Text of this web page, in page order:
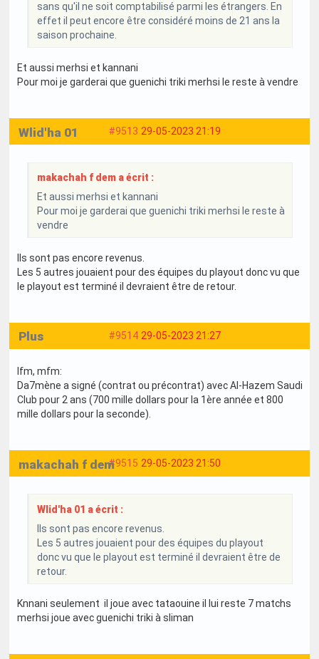
sans qu'il ne soit comptabilisé parmi les étrangers. En
effet il peut encore être considéré moins de 21 ans la
saison prochaine.
Et aussi merhsi et kannani
Pour moi je garderai que guenichi triki merhsi le reste à vendre
#9513 29-05-2023 21:19
Wlid'ha 01
makachah f dem a écrit :
Et aussi merhsi et kannani
Pour moi je garderai que guenichi triki merhsi le reste à
vendre
Ils sont pas encore revenus.
Les 5 autres jouaient pour des équipes du playout donc vu que
le playout est terminé il devraient être de retour.
#9514 29-05-2023 21:27
Plus
Ifm, mfm:
Da7mène a signé (contrat ou précontrat) avec Al-Hazem Saudi
Club pour 2 ans (700 mille dollars pour la 1ère année et 800
mille dollars pour la seconde).
#9515 29-05-2023 21:50
makachah f dem
Wlid'ha 01 a écrit :
Ils sont pas encore revenus.
Les 5 autres jouaient pour des équipes du playout
donc vu que le playout est terminé il devraient être de
retour.
Knnani seulement il joue avec tataouine il lui reste 7 matchs
merhsi joue avec guenichi triki à sliman